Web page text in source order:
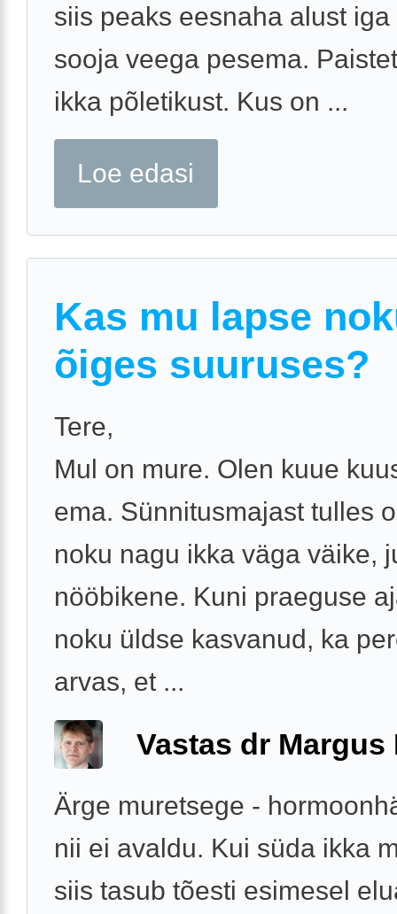
siis peaks eesnaha alust
sooja veega pesema.
ikka põletikust. Kus on ...
Loe edasi
Kas mu lapse
õiges suuruses?
Tere,
Mul on mure. Olen kuue
ema. Sünnitusmajast tulles
noku nagu ikka väga väike,
nööbikene. Kuni praeguse
noku üldse kasvanud, ka
arvas, et ...
Vastas dr Margus
Ärge muretsege -
nii ei avaldu. Kui süda ikka
siis tasub tõesti esimesel